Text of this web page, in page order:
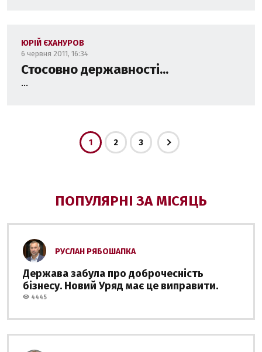
ЮРІЙ ЄХАНУРОВ
6 червня 2011, 16:34
Стосовно державності...
...
1 2 3
ПОПУЛЯРНІ ЗА МІСЯЦЬ
РУСЛАН РЯБОШАПКА
Держава забула про доброчесність
бізнесу. Новий Уряд має це виправити.
4445